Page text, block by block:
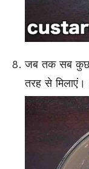
जब तक सब कुछ
तरह से मिलाएं।